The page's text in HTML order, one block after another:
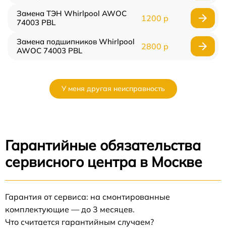
Замена ТЭН Whirlpool AWOC
74003 PBL
1200 р
Замена подшипников Whirlpool
AWOC 74003 PBL
2800 р
У меня другая неисправность
Гарантийные обязательства
сервисного центра в Москве
Гарантия от сервиса: на смонтированные
комплектующие — до 3 месяцев.
Что считается гарантийным случаем?